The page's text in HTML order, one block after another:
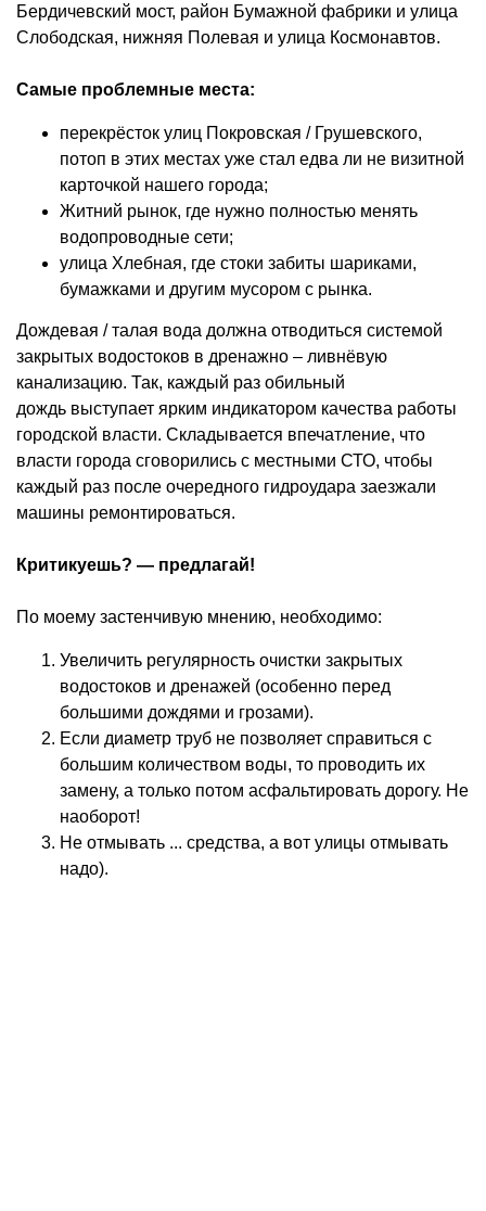
Бердичевский мост, район Бумажной фабрики и улица
Слободская, нижняя Полевая и улица Космонавтов.
Самые проблемные места:
перекрёсток улиц Покровская / Грушевского,
потоп в этих местах уже стал едва ли не визитной
карточкой нашего города;
Житний рынок, где нужно полностью менять
водопроводные сети;
улица Хлебная, где стоки забиты шариками,
бумажками и другим мусором с рынка.
Дождевая / талая вода должна отводиться системой
закрытых водостоков в дренажно – ливнёвую
канализацию. Так, каждый раз обильный
дождь выступает ярким индикатором качества работы
городской власти. Складывается впечатление, что
власти города сговорились с местными СТО, чтобы
каждый раз после очередного гидроудара заезжали
машины ремонтироваться.
Критикуешь? — предлагай!
По моему застенчивую мнению, необходимо:
Увеличить регулярность очистки закрытых
водостоков и дренажей (особенно перед
большими дождями и грозами).
Если диаметр труб не позволяет справиться с
большим количеством воды, то проводить их
замену, а только потом асфальтировать дорогу. Не
наоборот!
Не отмывать ... средства, а вот улицы отмывать
надо).